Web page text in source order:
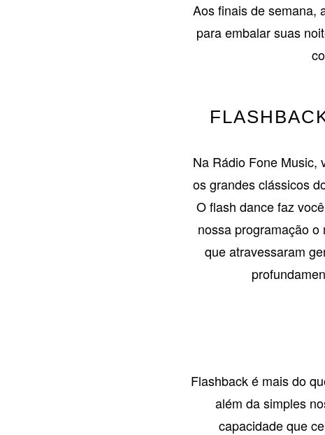
Aos finais de semana,
para embalar suas
Na Rádio Fone Music,
os grandes clássicos
O flash dance faz
nossa programação
que atravessaram
Flashback é mais do
além da simples
capacidade que